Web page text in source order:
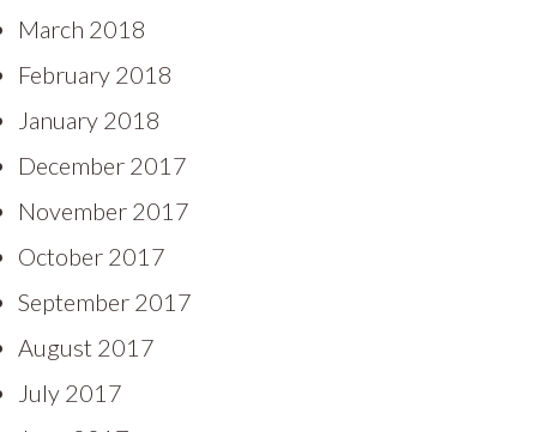
March 2018
February 2018
January 2018
December 2017
November 2017
October 2017
September 2017
August 2017
July 2017